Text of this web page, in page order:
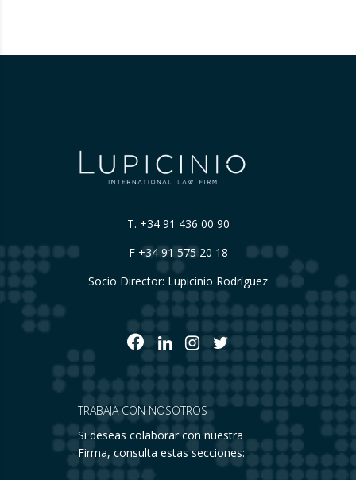
T. +34 91 436 00 90
F +34 91 575 20 18
Socio Director: Lupicinio Rodríguez
TRABAJA CON NOSOTROS
Si deseas colaborar con nuestra
Firma, consulta estas secciones: